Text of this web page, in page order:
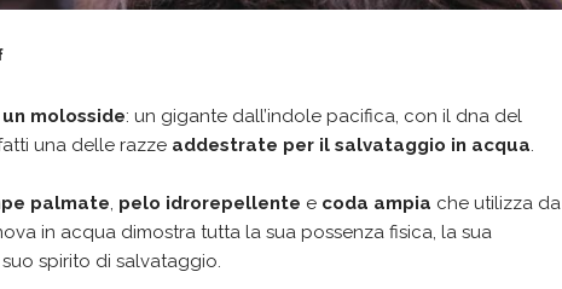
molosside: un gigante dall’indole pacifica, con il dna del
una delle razze addestrate per il salvataggio in acqua.
palmate, pelo idrorepellente e coda ampia che utilizza da
in acqua dimostra tutta la sua possenza fisica, la sua
spirito di salvataggio.